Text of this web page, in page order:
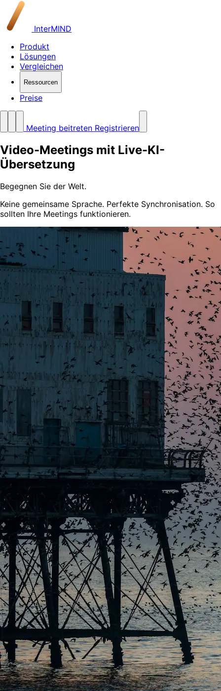
InterMIND
Produkt
Lösungen
Vergleichen
Ressourcen
Preise
Meeting beitreten Registrieren
Video-Meetings mit Live-KI-
Übersetzung
Begegnen Sie der Welt.
Keine gemeinsame Sprache. Perfekte Synchronisation. So
sollten Ihre Meetings funktionieren.